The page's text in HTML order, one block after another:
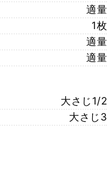
適量
1枚
適量
適量
大さじ1/2
大さじ3